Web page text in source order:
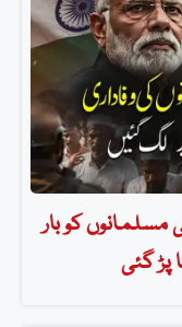
مسلمانوں کو بار
پڑ گئی